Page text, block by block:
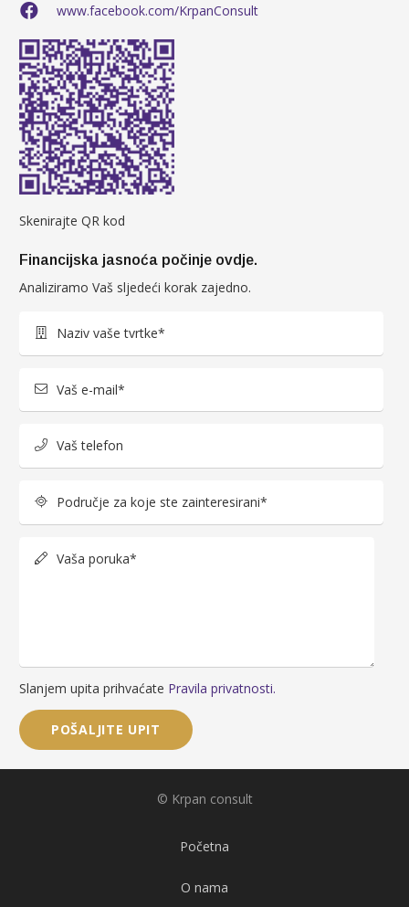
www.facebook.com/KrpanConsult
Skenirajte QR kod
Financijska jasnoća počinje ovdje.
Analiziramo Vaš sljedeći korak zajedno.
Naziv vaše tvrtke*
Vaš e-mail*
Vaš telefon
Područje za koje ste zainteresirani*
Vaša poruka*
Slanjem upita prihvaćate Pravila privatnosti.
© Krpan consult
Početna
O nama